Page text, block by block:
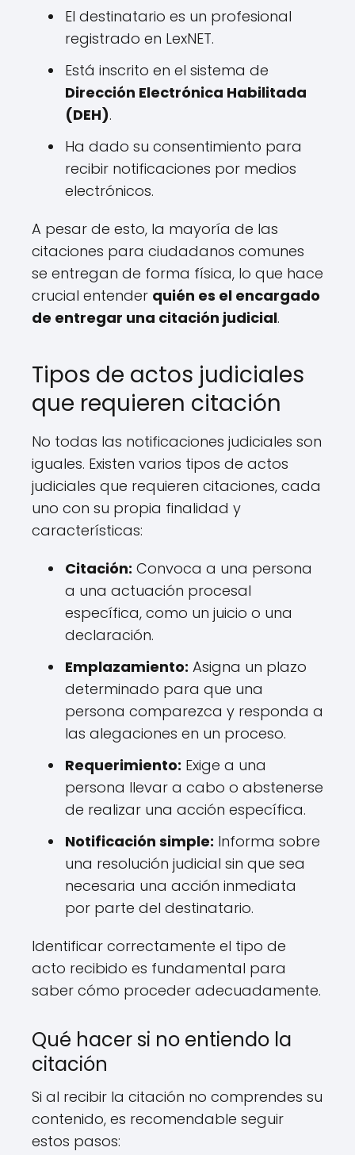
El destinatario es un profesional
registrado en LexNET.
Está inscrito en el sistema de
Dirección Electrónica Habilitada
(DEH).
Ha dado su consentimiento para
recibir notificaciones por medios
electrónicos.
A pesar de esto, la mayoría de las
citaciones para ciudadanos comunes
se entregan de forma física, lo que hace
crucial entender quién es el encargado
de entregar una citación judicial.
Tipos de actos judiciales
que requieren citación
No todas las notificaciones judiciales son
iguales. Existen varios tipos de actos
judiciales que requieren citaciones, cada
uno con su propia finalidad y
características:
Citación: Convoca a una persona
a una actuación procesal
específica, como un juicio o una
declaración.
Emplazamiento: Asigna un plazo
determinado para que una
persona comparezca y responda a
las alegaciones en un proceso.
Requerimiento: Exige a una
persona llevar a cabo o abstenerse
de realizar una acción específica.
Notificación simple: Informa sobre
una resolución judicial sin que sea
necesaria una acción inmediata
por parte del destinatario.
Identificar correctamente el tipo de
acto recibido es fundamental para
saber cómo proceder adecuadamente.
Qué hacer si no entiendo la
citación
Si al recibir la citación no comprendes su
contenido, es recomendable seguir
estos pasos: